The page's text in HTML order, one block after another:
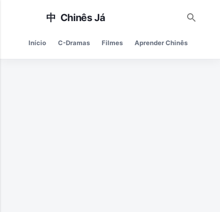
Pular para o conteúdo principal
Início C-Dramas Filmes Aprender Chinês